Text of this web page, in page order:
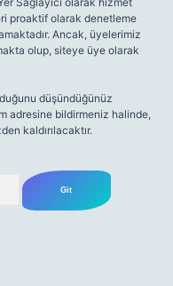
proaktif olarak denetleme
Ancak, üyelerimiz
olup, siteye üye olarak
düşündüğünüz
adresine bildirmeniz halinde,
kaldırılacaktır.